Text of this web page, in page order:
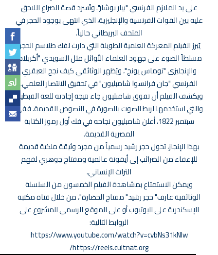
على يد الملازم الفرنسي "بيار بوشار". وتُسرد قصة الصراع اللاحق
عليه بين القوات الفرنسية والإنجليزية، الذي انتهى بوجود الحجر في
المتحف البريطاني حالياً.
يُبرز الفيلم المعركة العلمية الطويلة التي دارت لفك طلاسم الحجر،
مسلطاً الضوء على جهود العلماء الأوائل مثل السويدي "أكربلاد"
والإنجليزي "توماس يونج"، ويُظهر الوثائقي كيف نجح العبقري
الفرنسي "جان فرانسوا شامبليون" في تحقيق الانتصار العلمي.
ويكشف الفيلم أن تفوق شامبليون جاء نتيجة إجادته للغة القبطية،
والتي استخدمها لربط الصوت بالصورة في النصوص القديمة. ففي
سبتمبر 1822، أعلن شامبليون نجاحه في فك أول رموز الكتابة
المصرية القديمة.
بهذا الإنجاز، تحول حجر رشيد رسمياً من مجرد وثيقة ملكية قديمة
للإعفاء من الضرائب إلى أيقونة عالمية ومفتاح جوهري لفهم
التراث الإنساني.
ويمكن الاستمتاع بمشاهدة الفيلم الخمسون من السلسلة
الوثائقية عارف" حجر رشيد" مفتاح الحضارة"، من خلال قناة مكتبة
الإسكندرية على اليوتيوب أو على الموقع الرسمي للمشروع على
الروابط التالية:
https://www.youtube.com/watch?v=cvbNs31kNIw
https://reels.cultnat.org/